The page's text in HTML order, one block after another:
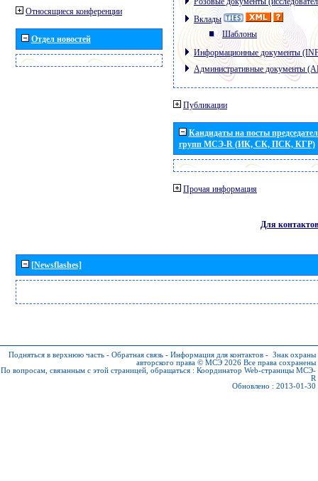
Относящиеся конференции
Отдел новостей
Вклады
Шаблоны
Информационные документы
Административные документы
Публикации
Кандидаты на посты
групп МСЭ-R (ИК, СК, ПСК, КГР)
Прочая информация
Для контактов
[Newsflashes]
Подняться в верхнюю часть - Обратная связь - Информация для контактов - Знак охраны
авторского права © МСЭ 2026 Все права сохранены
По вопросам, связанным с этой страницей, обращаться : Координатор Web-страницы МСЭ-
R
Обновлено : 2013-01-30